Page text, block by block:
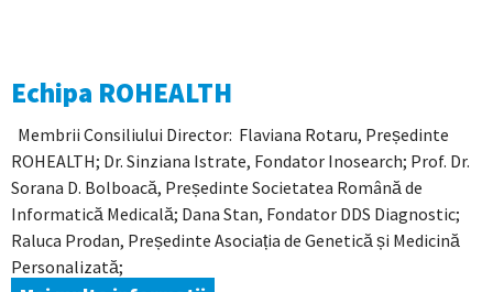
Echipa ROHEALTH
Membrii Consiliului Director: Flaviana Rotaru, Președinte
ROHEALTH; Dr. Sinziana Istrate, Fondator Inosearch; Prof. Dr.
Sorana D. Bolboacă, Președinte Societatea Română de
Informatică Medicală; Dana Stan, Fondator DDS Diagnostic;
Raluca Prodan, Președinte Asociația de Genetică și Medicină
Personalizată;